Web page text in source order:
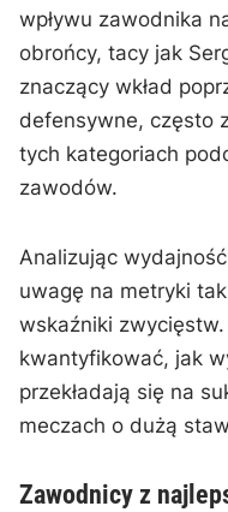
wpływu zawodnika
obrońcy, tacy jak
znaczący wkład
defensywne, często
tych kategoriach
zawodów.
Analizując
uwagę na metryki
wskaźniki
kwantyfikować, jak
przekładają się na
meczach o dużą
Zawodnicy z